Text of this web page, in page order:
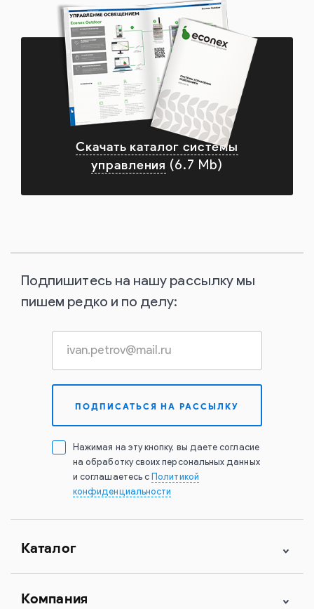
Скачать каталог системы
управления (6.7 Mb)
Подпишитесь на нашу рассылку мы
пишем редко и по делу:
Нажимая на эту кнопку, вы даете согласие
на обработку своих персональных данных
и соглашаетесь с Политикой
конфиденциальности
Каталог
Компания